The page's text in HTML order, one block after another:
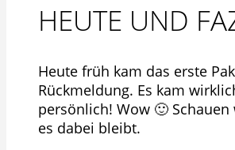
HEUTE UND
Heute früh kam das erste
Rückmeldung. Es kam
persönlich! Wow 🙂
es dabei bleibt.